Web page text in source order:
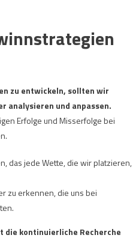
zu entwickeln, sollten wir
analysieren und anpassen.
Erfolge und Misserfolge bei
das jede Wette, die wir platzieren,
zu erkennen, die uns bei
kontinuierliche Recherche